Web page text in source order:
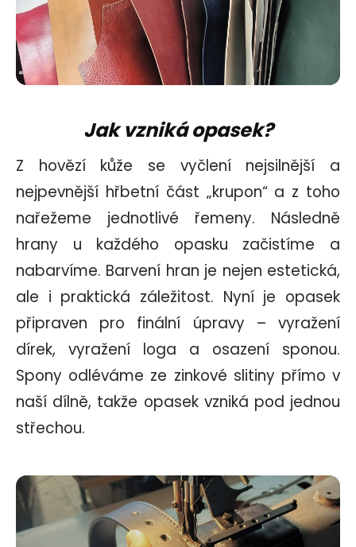
Jak vzniká opasek?
Z hovězí kůže se vyčlení nejsilnější a
nejpevnější hřbetní část „krupon“ a z toho
nařežeme jednotlivé řemeny. Následně
hrany u každého opasku začistíme a
nabarvíme. Barvení hran je nejen estetická,
ale i praktická záležitost. Nyní je opasek
připraven pro finální úpravy – vyražení
dírek, vyražení loga a osazení sponou.
Spony odléváme ze zinkové slitiny přímo v
naší dílně, takže opasek vzniká pod jednou
střechou.